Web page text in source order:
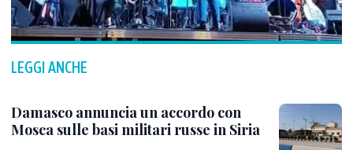
LEGGI ANCHE
Damasco annuncia un accordo con
Mosca sulle basi militari russe in Siria